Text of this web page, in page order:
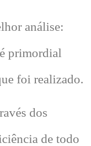
análise:
primordial
foi realizado.
dos
de todo